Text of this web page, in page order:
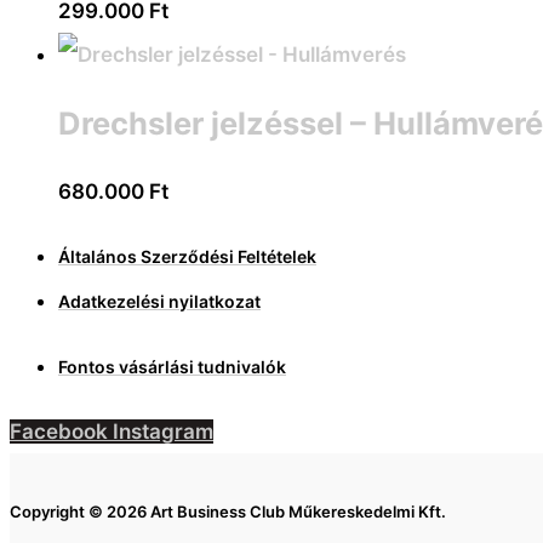
299.000 Ft
Drechsler jelzéssel –
680.000 Ft
Általános Szerződési Feltételek
Adatkezelési nyilatkozat
Fontos vásárlási tudnivalók
Facebook Instagram
Copyright © 2026 Art Business Club Műkereskedelmi Kft.